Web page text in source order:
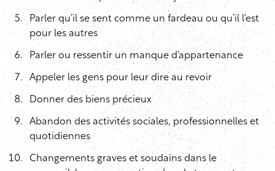
Parler qu’il se sent comme un fardeau ou qu’il l’est
pour les autres
Parler ou ressentir un manque d’appartenance
Appeler les gens pour leur dire au revoir
Donner des biens précieux
Abandon des activités sociales, professionnelles et
quotidiennes
Changements graves et soudains dans le